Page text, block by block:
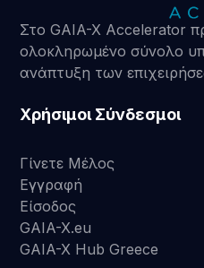
Στο GAIA-X Accelerator
ολοκληρωμένο σύνολο
ανάπτυξη των
Χρήσιμοι Σύνδεσμοι
Γίνετε Μέλος
Εγγραφή
Είσοδος
GAIA-X.eu
GAIA-X Hub Greece